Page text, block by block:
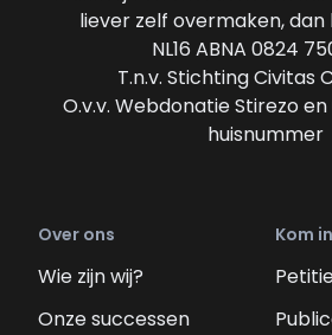
liever zelf overmaken, dan
NL16 ABNA 0824
T.n.v. Stichting Civitas
O.v.v. Webdonatie Stirezo
huisnummer
Over ons
Wie zijn wij?
Onze successen
Kom